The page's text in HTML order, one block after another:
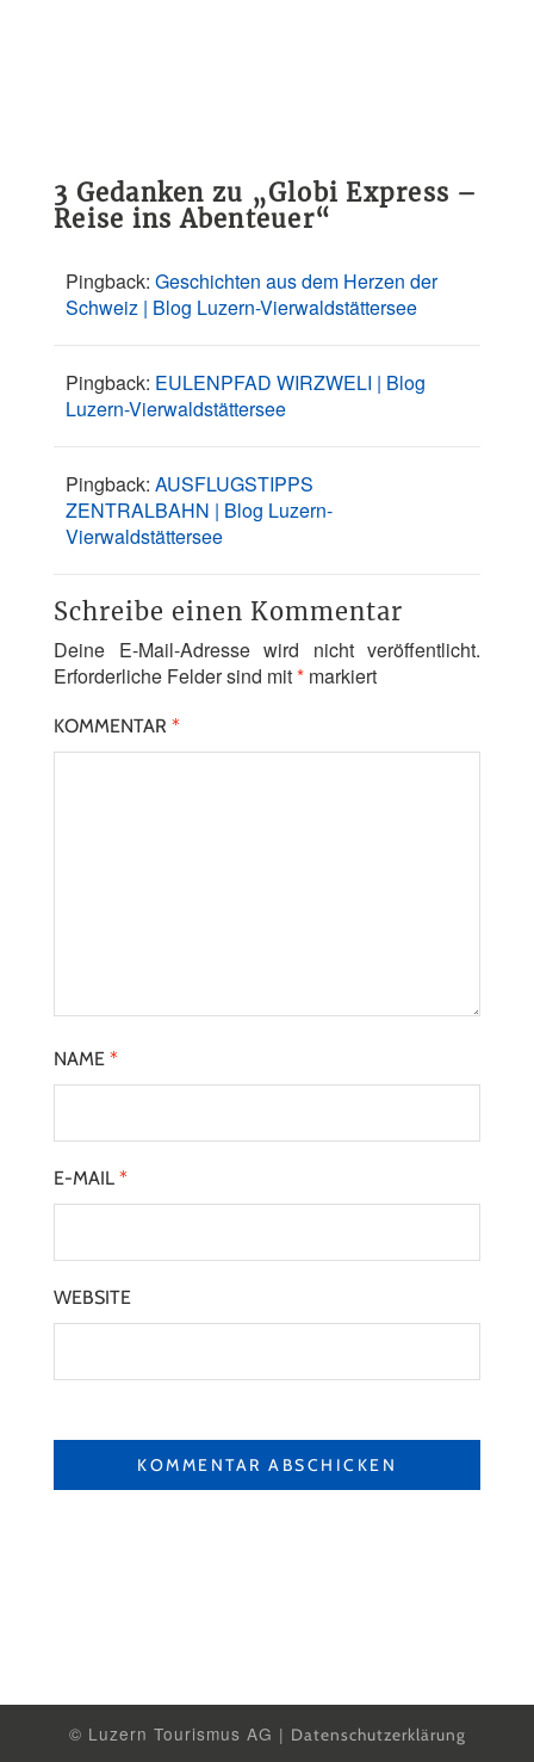
3 Gedanken zu „Globi Express –
Reise ins Abenteuer“
Pingback: Geschichten aus dem Herzen der
Schweiz | Blog Luzern-Vierwaldstättersee
Pingback: EULENPFAD WIRZWELI | Blog
Luzern-Vierwaldstättersee
Pingback: AUSFLUGSTIPPS
ZENTRALBAHN | Blog Luzern-
Vierwaldstättersee
Schreibe einen Kommentar
Deine E-Mail-Adresse wird nicht veröffentlicht.
Erforderliche Felder sind mit* markiert
KOMMENTAR *
NAME *
E-MAIL *
WEBSITE
© Luzern Tourismus AG | Datenschutzerklärung